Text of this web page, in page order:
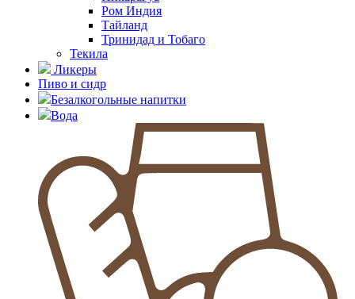
Ром Индия
Тайланд
Тринидад и Тобаго
Текила
Ликеры
Пиво и сидр
Безалкогольные напитки
Вода